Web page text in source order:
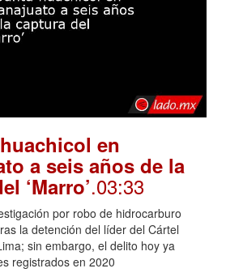
en
a seis años de la
‘Marro’.03:33
por robo de hidrocarburo
la detención del líder del Cártel
sin embargo, el delito hoy ya
registrados en 2020